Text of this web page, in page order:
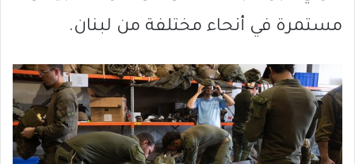
مستمرة في أنحاء مختلفة من لبنان.